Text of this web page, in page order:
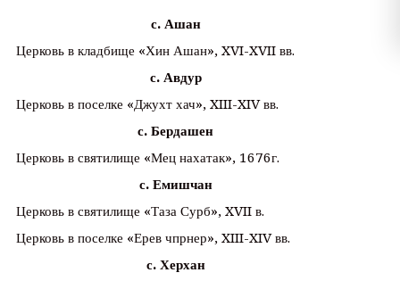
с. Ашан
Церковь в кладбище «Хин Ашан», XVI-XVII вв.
с. Авдур
Церковь в поселке «Джухт хач», XIII-XIV вв.
с. Бердашен
Церковь в святилище «Мец нахатак», 1676г.
с. Емишчан
Церковь в святилище «Таза Сурб», XVII в.
Церковь в поселке «Ерев чпрнер», XIII-XIV вв.
с. Херхан